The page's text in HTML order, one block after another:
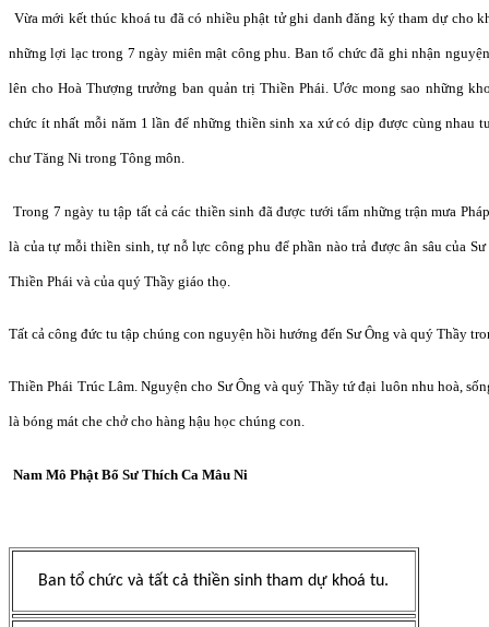
Vừa mới kết thúc khoá tu đãcó nhiều phật tửghi danhđăng ký tham dự cho
những lợi lạc trong 7 ngày miên mật công phu. Ban tổ chứcđã ghi nhận nguyệ
lên cho HoàThượng trưởng ban quản trị Thiền Phái. Ước mong sao những
chức ít nhất mỗi năm 1 lần để những thiền sinh xa xứcó dịp được cùng nhau
chưTăng Ni trong Tông môn.
Trong 7 ngày tu tập tất cảcác thiền sinh đã được tưới tẩm những trận mưa
là của tự mỗi thiền sinh, tự nỗlực công phu đểphần nào trả được ân sâu của Sư
Thiền Phái và của quý Thầy giáo thọ
Tất cả công đức tu tập chúng con nguyện hồi hướng đến SưÔng và quý Thầy
Thiền Phái Trúc Lâm. Nguyện cho SưÔng và quý Thầy tứ đại luôn nhu hoà, số
là bóng mát che chở cho hàng hậu học chúng con.
Nam Mô Phật Bổ Sư Thích Ca Mâu Ni
Ban tổchức và tất cảthiền sinh tham dự khoá tu.